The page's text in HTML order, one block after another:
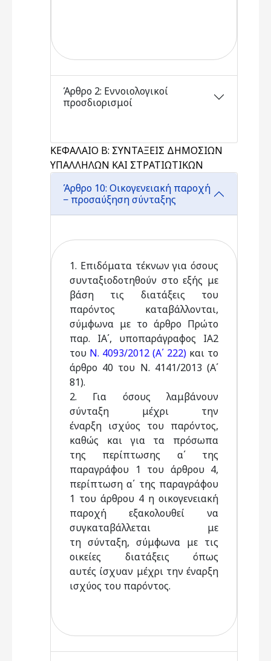
Άρθρο 2: Εννοιολογικοί
προσδιορισμοί
ΚΕΦΑΛΑΙΟ Β: ΣΥΝΤΑΞΕΙΣ ΔΗΜΟΣΙΩΝ
ΥΠΑΛΛΗΛΩΝ ΚΑΙ ΣΤΡΑΤΙΩΤΙΚΩΝ
Άρθρο 10: Οικογενειακή παροχή
− προσαύξηση σύνταξης
1. Επιδόματα τέκνων για όσους
συνταξιοδοτηθούν στο εξής με
βάση τις διατάξεις του
παρόντος καταβάλλονται,
σύμφωνα με το άρθρο Πρώτο
παρ. ΙΑ΄, υποπαράγραφος ΙΑ2
του Ν. 4093/2012 (Α΄ 222) και το
άρθρο 40 του Ν. 4141/2013 (Α΄
81).
2. Για όσους λαμβάνουν
σύνταξη μέχρι την
έναρξη ισχύος του παρόντος,
καθώς και για τα πρόσωπα
της περίπτωσης α΄ της
παραγράφου 1 του άρθρου 4,
περίπτωση α΄ της παραγράφου
1 του άρθρου 4 η οικογενειακή
παροχή εξακολουθεί να
συγκαταβάλλεται με
τη σύνταξη, σύμφωνα με τις
οικείες διατάξεις όπως
αυτές ίσχυαν μέχρι την έναρξη
ισχύος του παρόντος.